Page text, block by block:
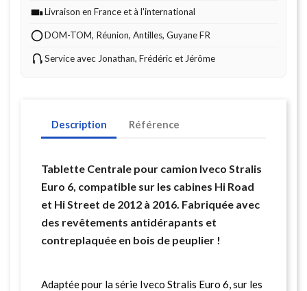
Livraison en France et à l'international
DOM-TOM, Réunion, Antilles, Guyane FR
Service avec Jonathan, Frédéric et Jérôme
Description Référence
Tablette Centrale pour camion Iveco Stralis
Euro 6, compatible sur les cabines Hi Road
et Hi Street de 2012 à 2016. Fabriquée avec
des revêtements antidérapants et
contreplaquée en bois de peuplier !
Adaptée pour la série Iveco Stralis Euro 6, sur les